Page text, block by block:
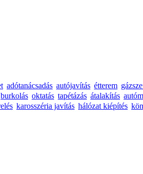
adótanácsadás autójavítás étterem
burkolás oktatás tapétázás átalakítás
karosszéria javítás hálózat kiépítés